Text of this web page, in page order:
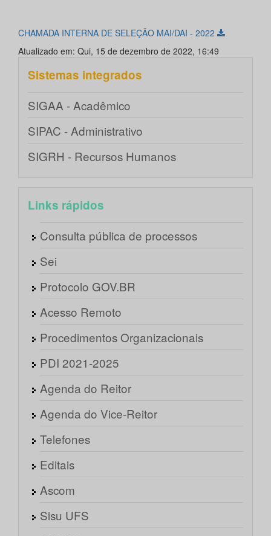
CHAMADA INTERNA DE SELEÇÃO MAI/DAI - 2022
Atualizado em: Qui, 15 de dezembro de 2022, 16:49
Sistemas integrados
SIGAA - Acadêmico
SIPAC - Administrativo
SIGRH - Recursos Humanos
Links rápidos
Consulta pública de processos
Sei
Protocolo GOV.BR
Acesso Remoto
Procedimentos Organizacionais
PDI 2021-2025
Agenda do Reitor
Agenda do Vice-Reitor
Telefones
Editais
Ascom
Sisu UFS